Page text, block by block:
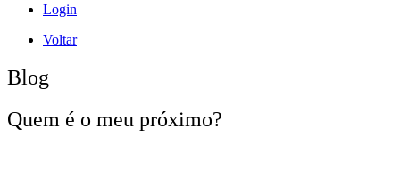
Login
Voltar
Blog
Quem é o meu próximo?